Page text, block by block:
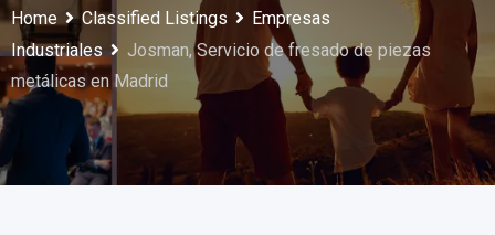
Home Classified Listings
Empresas
Industriales
Josman, Servicio de fresado de piezas
metálicas en Madrid